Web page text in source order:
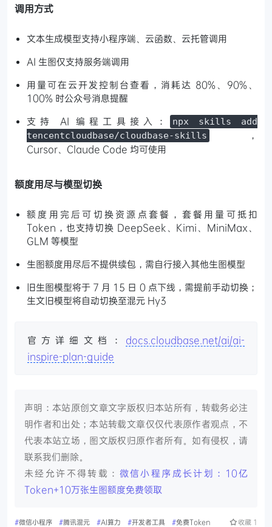
调用方式
文本生成模型支持小程序端、云函数、云托管调用
AI 生图仅支持服务端调用
用量可在云开发控制台查看，消耗达 80%、90%、
100% 时公众号消息提醒
支持 AI 编程工具接入：
npx skills add
tencentcloudbase/cloudbase-skills
，
Cursor、Claude Code 均可使用
额度用尽与模型切换
额度用完后可切换资源点套餐，套餐用量可抵扣
Token，也支持切换 DeepSeek、Kimi、MiniMax、
GLM 等模型
生图额度用尽后不提供续包，需自行接入其他生图模型
旧生图模型将于 7 月 15 日 0 点下线，需提前手动切换；
生文旧模型将自动切换至混元 Hy3
官方详细文档： docs.cloudbase.net/ai/ai-
inspire-plan-guide
声明：本站原创文章文字版权归本站所有，转载务必注
明作者和出处；本站转载文章仅仅代表原作者观点，不
代表本站立场，图文版权归原作者所有。如有侵权，请
联系我们删除。
未经允许不得转载： 微信小程序成长计划：10亿
Token+10万张生图额度免费领取
#微信小程序 #腾讯混元 #AI算力 #开发者工具 #免费Token 收藏 1